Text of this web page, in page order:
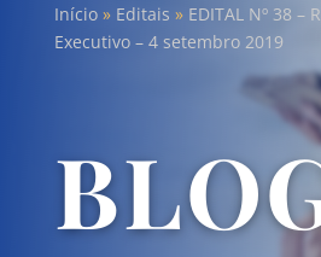
Início» Editais » EDITAL Nº 38
Executivo – 4 setembro 2019